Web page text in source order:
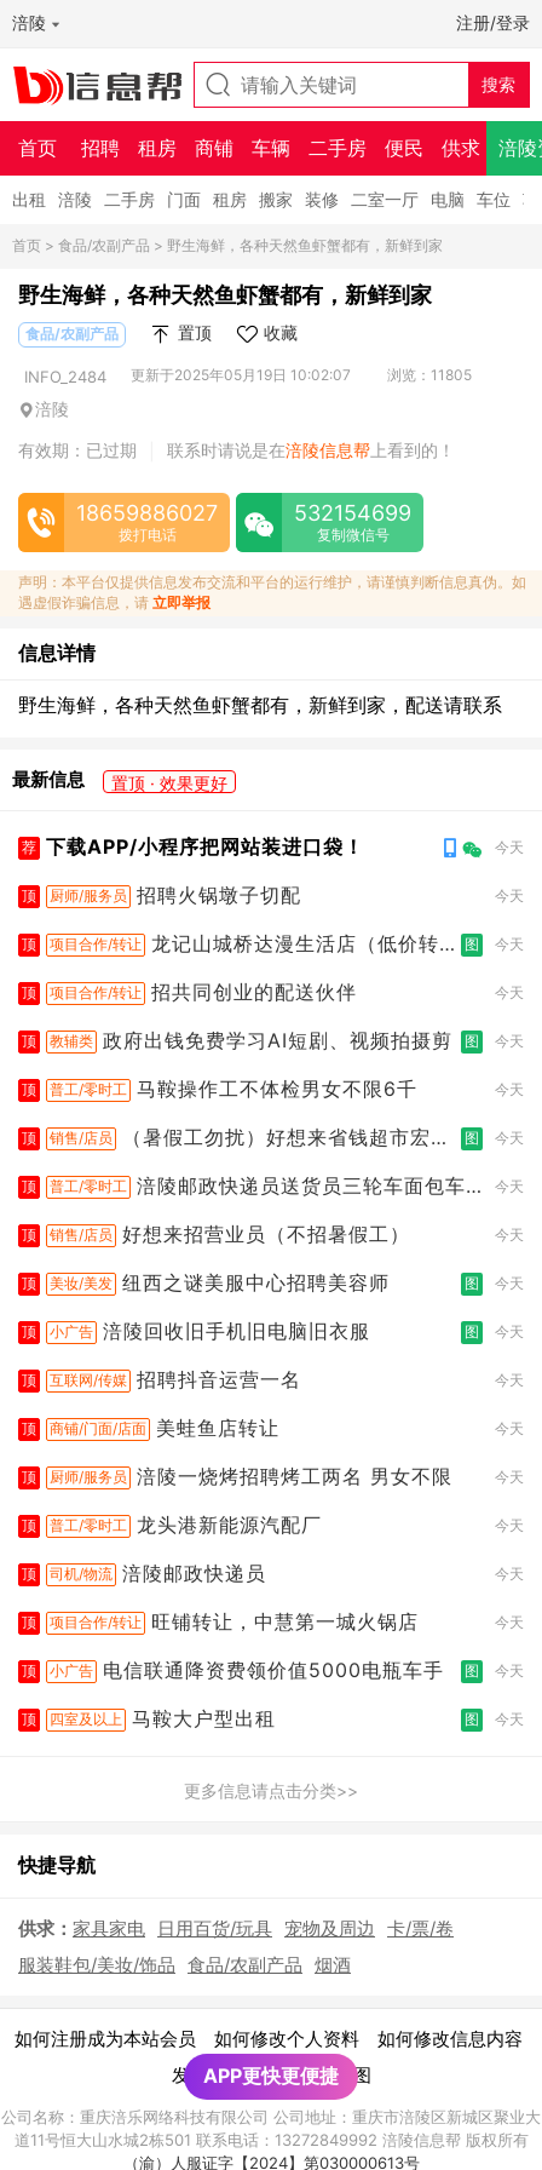
涪陵 注册/登录
首页 招聘 租房 商铺 车辆 二手房 便民 供求 涪陵
出租 涪陵 二手房 门面 租房 搬家 装修 二室一厅 电脑 车位
首页 > 食品/农副产品 > 野生海鲜，各种天然鱼虾蟹都有，新鲜到家
野生海鲜，各种天然鱼虾蟹都有，新鲜到家
食品/农副产品 置顶 收藏
INFO_2484 更新于2025年05月19日 10:02:07 浏览：11805
涪陵
有效期：已过期
联系时请说是在涪陵信息帮 上看到的！
18659886027
拨打电话
532154699
复制微信号
声明：本平台仅提供信息发布交流和平台的运行维护，请谨慎判断信息真伪。如
遇虚假诈骗信息，请 立即举报
信息详情
野生海鲜，各种天然鱼虾蟹都有，新鲜到家，配送请联系
最新信息 置顶 · 效果更好
荐 下载APP/小程序把网站装进口袋！ 今天
顶 厨师/服务员 招聘火锅墩子切配 今天
顶 项目合作/转让 龙记山城桥达漫生活店（低价转
图 今天
顶 项目合作/转让 招共同创业的配送伙伴 今天
顶 教辅类 政府出钱免费学习AI短剧、视频拍摄剪 图 今天
顶 普工/零时工 马鞍操作工不体检男女不限6千 今天
顶 销售/店员
（暑假工勿扰）好想来省钱超市宏声
图 今天
顶 普工/零时工 涪陵邮政快递员送货员三轮车面包车
今天
顶 销售/店员 好想来招营业员（不招暑假工） 今天
顶 美妆/美发 纽西之谜美服中心招聘美容师 图 今天
顶 小广告 涪陵回收旧手机旧电脑旧衣服 图 今天
顶 互联网/传媒 招聘抖音运营一名 今天
顶 商铺/门面/店面 美蛙鱼店转让 今天
顶 厨师/服务员 涪陵一烧烤招聘烤工两名 男女不限 今天
顶 普工/零时工 龙头港新能源汽配厂 今天
顶 司机/物流 涪陵邮政快递员 今天
顶 项目合作/转让 旺铺转让，中慧第一城火锅店 今天
顶 小广告 电信联通降资费领价值5000电瓶车手 图 今天
顶 四室及以上 马鞍大户型出租 图 今天
更多信息请点击分类>>
快捷导航
供求： 家具家电 日用百货/玩具 宠物及周边
卡/票/卷
服装鞋包/美妆/饰品 食品/农副产品 烟酒
如何注册成为本站会员 如何修改个人资料 如何修改信息内容
发布广告须知 | 网站地图
公司名称：重庆涪乐网络科技有限公司 公司地址：重庆市涪陵区新城区聚业大
道11号恒大山水城2栋501 联系电话：13272849992 涪陵信息帮 版权所有
（渝）人服证字【2024】第030000613号
APP更快更便捷